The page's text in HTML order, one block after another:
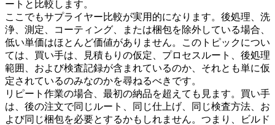
ートと比較します。
ここでもサプライヤー比較が実用的になります。後処理、洗
浄、測定、コーティング、または梱包を除外している場合、
低い単価はほとんど価値がありません。このトピックについ
ては、買い手は、見積もりの仮定、プロセスルート、後処理
範囲、および検査記録が含まれているのか、それとも単に仮
定されているのみなのかを尋ねるべきです。
リピート作業の場合、最初の納品を超えても見ます。買い手
は、後の注文で同じルート、同じ仕上げ、同じ検査方法、お
よび同じ梱包を必要とするかもしれません。つまり、ビルド